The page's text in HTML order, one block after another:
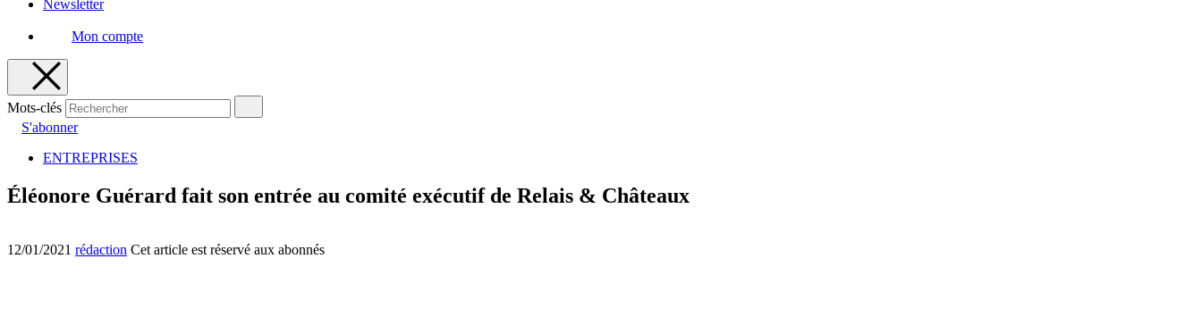
Newsletter
Mon compte
Mots-clés
S'abonner
ENTREPRISES
Éléonore Guérard fait son entrée au comité exécutif de Relais & Châteaux
12/01/2021 rédaction Cet article est réservé aux abonnés